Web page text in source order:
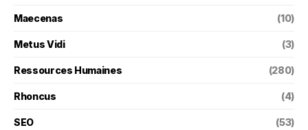
Maecenas (10)
Metus Vidi (3)
Ressources Humaines (280)
Rhoncus (4)
SEO (53)